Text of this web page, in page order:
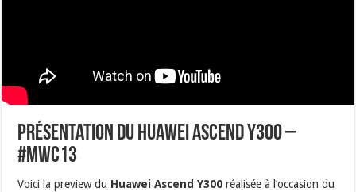
Présentation du Huawei Ascend Y300 –
#MWC13
Voici la preview du Huawei Ascend Y300 réalisée à l’occasion du